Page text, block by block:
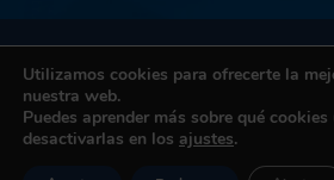
Política de
Términos y
Canal Ético
Utilizamos cookies para ofrecerte la
nuestra web.
Puedes aprender más sobre qué
desactivarlas en los ajustes.